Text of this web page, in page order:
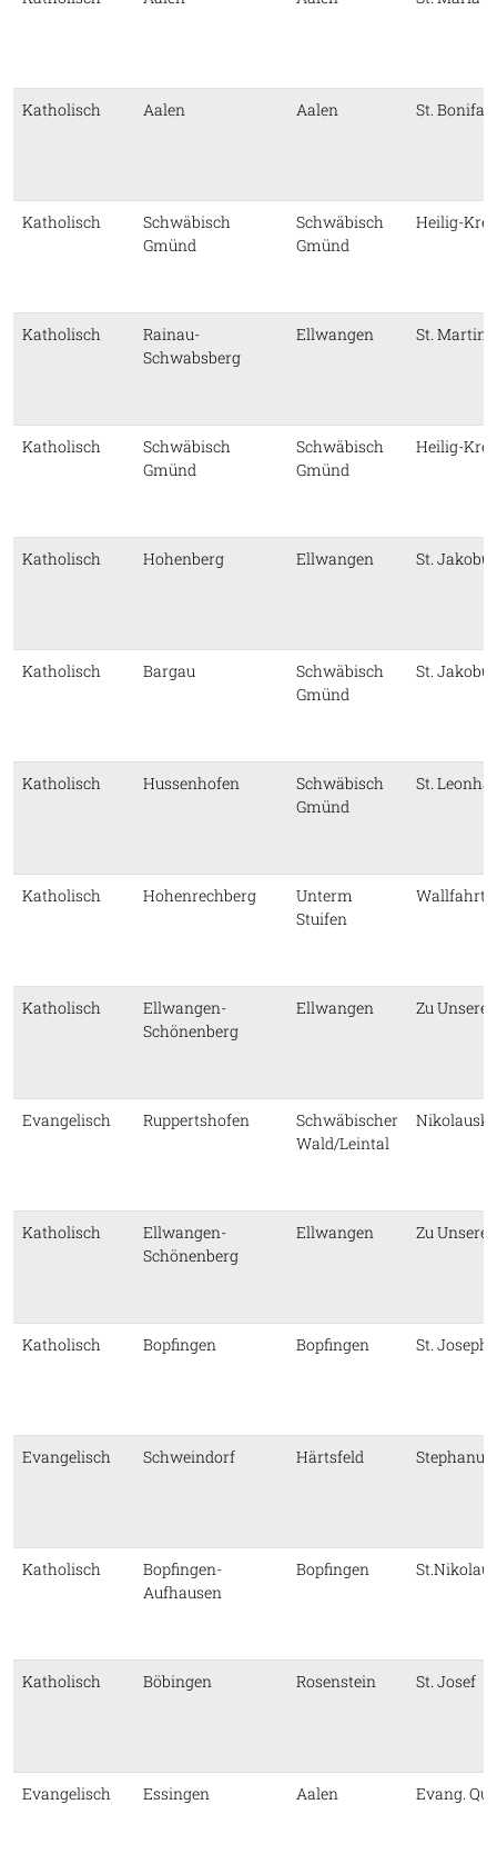
Katholisch Aalen Aalen St.
Katholisch
Schwäbisch
Gmünd
Schwäbisch
Gmünd
Heilig-
Katholisch
Rainau-
Schwabsberg
Ellwangen St.
Katholisch
Schwäbisch
Gmünd
Schwäbisch
Gmünd
Heilig-
Katholisch Hohenberg Ellwangen St. Jakobus
Katholisch Bargau
Schwäbisch
Gmünd
St. Jakobus
Katholisch Hussenhofen
Schwäbisch
Gmünd
St.
Katholisch Hohenrechberg
Unterm
Stuifen
Katholisch
Ellwangen-
Schönenberg
Ellwangen Zu
Evangelisch Ruppertshofen
Schwäbischer
Wald/Leintal
Katholisch
Ellwangen-
Schönenberg
Ellwangen Zu
Katholisch Bopfingen Bopfingen St. Joseph
Evangelisch Schweindorf Härtsfeld
Katholisch
Bopfingen-
Aufhausen
Bopfingen St.Nikolaus
Katholisch Böbingen Rosenstein St. Josef
Evangelisch Essingen Aalen Evang.